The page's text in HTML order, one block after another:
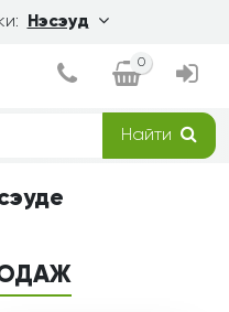
Нэсэуд
0
Найти